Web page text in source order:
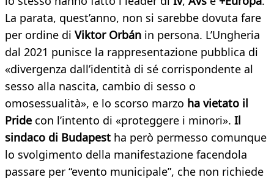
La parata, quest’anno, non si sarebbe dovuta fare
per ordine di Viktor Orbán in persona. L’Ungheria
dal 2021 punisce la rappresentazione pubblica di
«divergenza dall’identità di sé corrispondente al
sesso alla nascita, cambio di sesso o
omosessualità», e lo scorso marzo ha vietato il
Pride con l’intento di «proteggere i minori». Il
sindaco di Budapest ha però permesso comunque
lo svolgimento della manifestazione facendola
passare per “evento municipale”, che non richiede